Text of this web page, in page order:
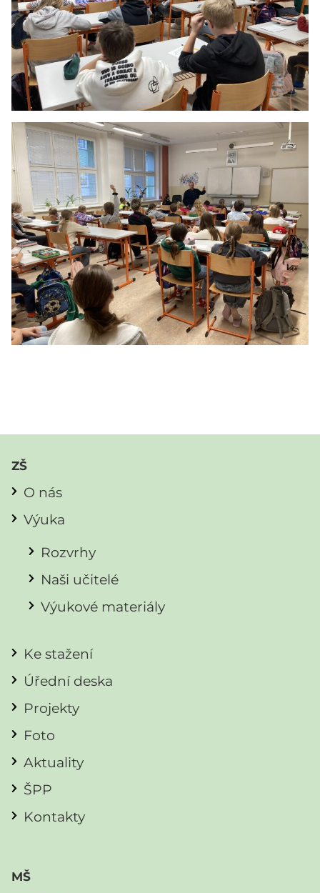
ZŠ
O nás
Výuka
Rozvrhy
Naši učitelé
Výukové materiály
Ke stažení
Úřední deska
Projekty
Foto
Aktuality
ŠPP
Kontakty
MŠ